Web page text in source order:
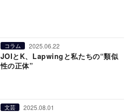
コラム 2025.06.22
JOIとK、Lapwingと私たちの“類似
性の正体”
文芸 2025.08.01